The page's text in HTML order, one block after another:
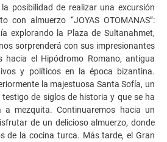
posibilidad de realizar una excursión
almuerzo ‘‘JOYAS OTOMANAS’’:
explorando la Plaza de Sultanahmet,
sorprenderá con sus impresionantes
hacia el Hipódromo Romano, antigua
y políticos en la época bizantina.
la majestuosa Santa Sofía, un
de siglos de historia y que se ha
a mezquita. Continuaremos hacia un
de un delicioso almuerzo, donde
de la cocina turca. Más tarde, el Gran